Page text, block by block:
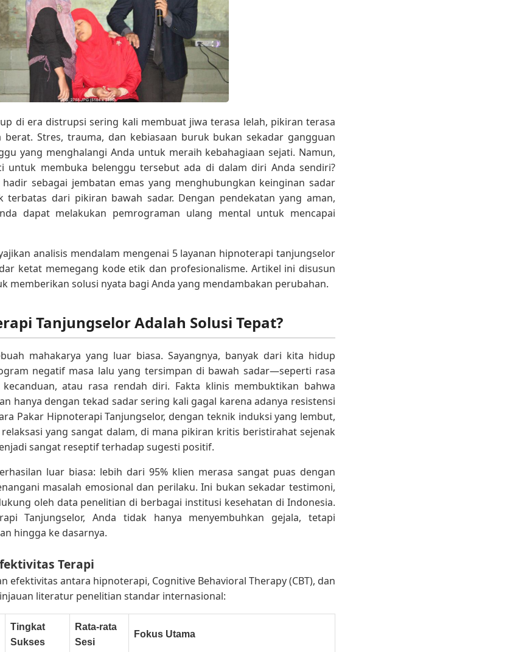
di era distrupsi sering kali membuat jiwa terasa lelah, pikiran terasa
berat. Stres, trauma, dan kebiasaan buruk bukan sekadar gangguan
yang menghalangi Anda untuk meraih kebahagiaan sejati. Namun,
untuk membuka belenggu tersebut ada di dalam diri Anda sendiri?
sebagai jembatan emas yang menghubungkan keinginan sadar
terbatas dari pikiran bawah sadar. Dengan pendekatan yang aman,
dapat melakukan pemrograman ulang mental untuk mencapai
analisis mendalam mengenai 5 layanan hipnoterapi tanjungselor
ketat memegang kode etik dan profesionalisme. Artikel ini disusun
memberikan solusi nyata bagi Anda yang mendambakan perubahan.
Tanjungselor Adalah Solusi Tepat?
mahakarya yang luar biasa. Sayangnya, banyak dari kita hidup
negatif masa lalu yang tersimpan di bawah sadar—seperti rasa
atau rasa rendah diri. Fakta klinis membuktikan bahwa
hanya dengan tekad sadar sering kali gagal karena adanya resistensi
Pakar Hipnoterapi Tanjungselor, dengan teknik induksi yang lembut,
yang sangat dalam, di mana pikiran kritis beristirahat sejenak
sangat reseptif terhadap sugesti positif.
luar biasa: lebih dari 95% klien merasa sangat puas dengan
masalah emosional dan perilaku. Ini bukan sekadar testimoni,
oleh data penelitian di berbagai institusi kesehatan di Indonesia.
Tanjungselor, Anda tidak hanya menyembuhkan gejala, tetapi
hingga ke dasarnya.
Terapi
efektivitas antara hipnoterapi, Cognitive Behavioral Therapy (CBT), dan
literatur penelitian standar internasional:
Tingkat
Sukses
Rata-rata
Sesi
Fokus Utama